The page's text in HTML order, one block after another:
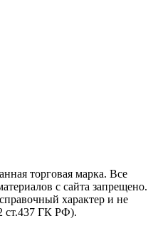
торговая марка. Все
с сайта запрещено.
характер и не
ст.437 ГК РФ).